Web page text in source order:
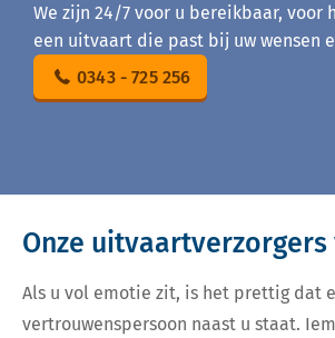
We zijn 24/7 voor u bereikbaar, voor
een uitvaart die past bij uw wensen
0343 - 725 256
Onze
Als u vol emotie zit, is het prettig dat
vertrouwenspersoon naast u staat.